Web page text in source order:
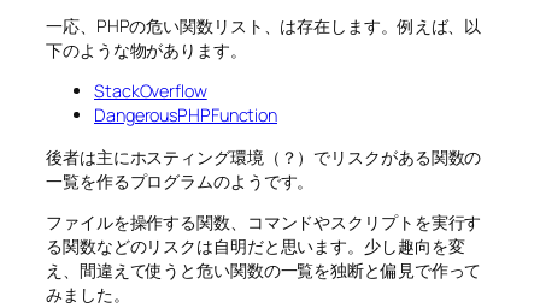
一応、PHPの危い関数リスト、は存在します。例えば、以
下のような物があります。
StackOverflow
DangerousPHPFunction
後者は主にホスティング環境（？）でリスクがある関数の
一覧を作るプログラムのようです。
ファイルを操作する関数、コマンドやスクリプトを実行す
る関数などのリスクは自明だと思います。少し趣向を変
え、間違えて使うと危い関数の一覧を独断と偏見で作って
みました。